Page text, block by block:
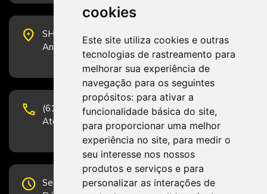
cookies
Este site utiliza cookies e outras
tecnologias de rastreamento para
melhorar sua experiência de
navegação para os seguintes
propósitos: para ativar a
funcionalidade básica do site,
para proporcionar uma melhor
experiência no site, para medir o
seu interesse nos nossos
produtos e serviços e para
personalizar as interações de
place
SHS Quadra 6, Bloco E, Complexo Brasil 21, 20º
Andar, Sala 2001 - CEP 70322-915 - Brasília/DF
phone
(61) 3223-1652 e (61) 98131-3801.
Atendimento por telefone em horário comercial
schedule Segunda-feira a Sexta-feira de 12h às 19h.